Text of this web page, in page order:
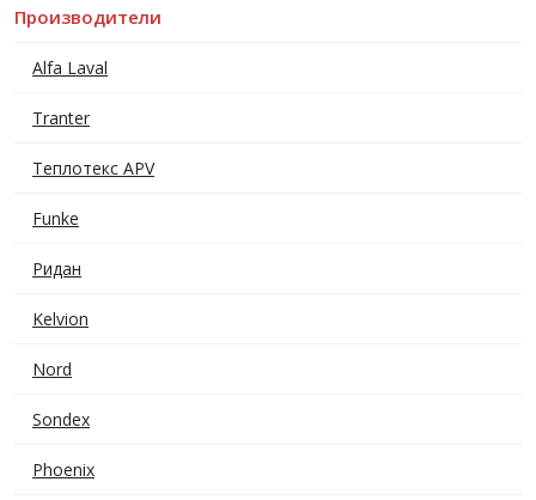
Производители
Alfa Laval
Tranter
Теплотекс APV
Funke
Ридан
Kelvion
Nord
Sondex
Phoenix